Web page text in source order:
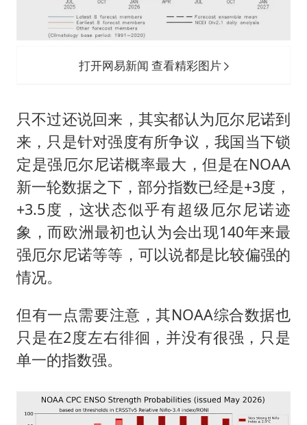
打开网易新闻 查看精彩图片
只不过还说回来，其实都认为厄尔尼诺到
来，只是针对强度有所争议，我国当下锁
定是强厄尔尼诺概率最大，但是在NOAA
新一轮数据之下，部分指数已经是+3度，
+3.5度，这状态似乎有超级厄尔尼诺迹
象，而欧洲最初也认为会出现140年来最
强厄尔尼诺等等，可以说都是比较偏强的
情况。
但有一点需要注意，其NOAA综合数据也
只是在2度左右徘徊，并没有很强，只是
单一的指数强。